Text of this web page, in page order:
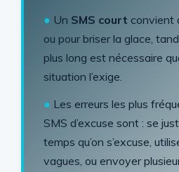
● Un SMS court convient
ou pour briser la glace,
plus long est nécessaire
situation l’exige.
● Les erreurs les plus
SMS d’excuse sont : se
temps qu’on s’excuse,
vagues, ou envoyer